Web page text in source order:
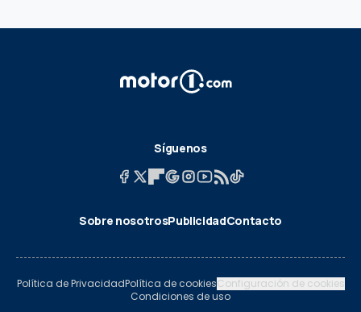
Síguenos
Sobre nosotrosPublicidadContacto
Política de PrivacidadPolítica de cookiesConfiguración de cookies
Condiciones de uso